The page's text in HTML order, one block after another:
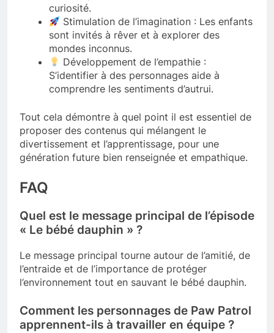
curiosité.
Stimulation de l’imagination : Les enfants
sont invités à rêver et à explorer des
mondes inconnus.
Développement de l’empathie :
S’identifier à des personnages aide à
comprendre les sentiments d’autrui.
Tout cela démontre à quel point il est essentiel de
proposer des contenus qui mélangent le
divertissement et l’apprentissage, pour une
génération future bien renseignée et empathique.
FAQ
Quel est le message principal de l’épisode
« Le bébé dauphin » ?
Le message principal tourne autour de l’amitié, de
l’entraide et de l’importance de protéger
l’environnement tout en sauvant le bébé dauphin.
Comment les personnages de Paw Patrol
apprennent-ils à travailler en équipe ?